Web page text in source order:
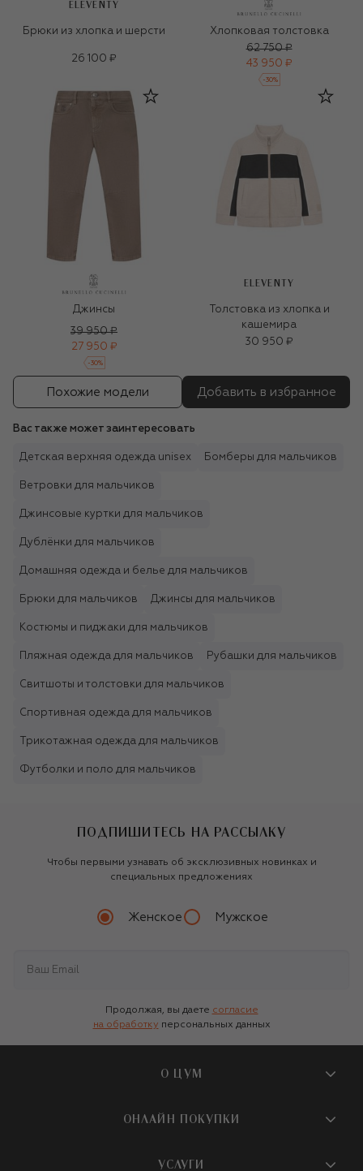
ELEVENTY
Брюки из хлопка и шерсти
26 100 ₽
Хлопковая толстовка
62 750 ₽
43 950 ₽
-30%
Джинсы
39 950 ₽
27 950 ₽
-30%
ELEVENTY
Толстовка из хлопка и
кашемира
30 950 ₽
Похожие модели Добавить в избранное
Вас также может заинтересовать
Детская верхняя одежда unisex Бомберы для мальчиков
Ветровки для мальчиков
Джинсовые куртки для мальчиков
Дублёнки для мальчиков
Домашняя одежда и белье для мальчиков
Брюки для мальчиков Джинсы для мальчиков
Костюмы и пиджаки для мальчиков
Пляжная одежда для мальчиков Рубашки для мальчиков
Свитшоты и толстовки для мальчиков
Спортивная одежда для мальчиков
Трикотажная одежда для мальчиков
Футболки и поло для мальчиков
ПОДПИШИТЕСЬ НА РАССЫЛКУ
Чтобы первыми узнавать об эксклюзивных новинках и
специальных предложениях
Женское Мужское
Продолжая, вы даете согласие
на обработку персональных данных
О ЦУМ
О магазине
Бутики и ПВЗ ЦУМ
ОНЛАЙН ПОКУПКИ
УСЛУГИ